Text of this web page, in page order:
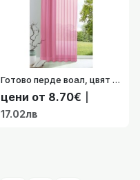
Готово перде воал, цвят Розов с перделик и уши, 175х140*225х140*245x140 см. код-61175 41022761
цени от 8.70€
17.02лв